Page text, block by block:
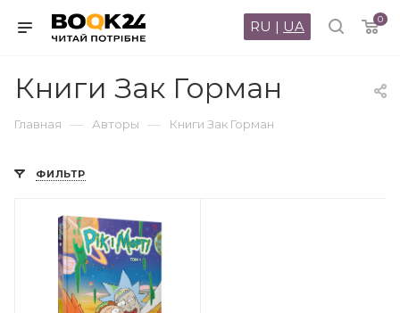
0
RU | UA
Книги Зак Горман
Главная — Авторы — Книги Зак Горман
ФИЛЬТР